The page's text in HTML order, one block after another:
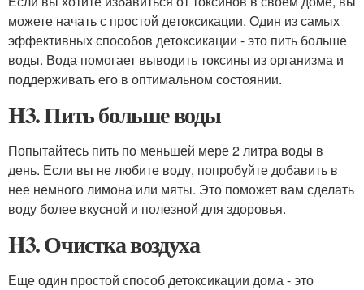
можете начать с простой детоксикации. Один из самых
эффективных способов детоксикации - это пить больше
воды. Вода помогает выводить токсины из организма и
поддерживать его в оптимальном состоянии.
H3. Пить больше воды
Попытайтесь пить по меньшей мере 2 литра воды в
день. Если вы не любите воду, попробуйте добавить в
нее немного лимона или мяты. Это поможет вам сделать
воду более вкусной и полезной для здоровья.
H3. Очистка воздуха
Еще один простой способ детоксикации дома - это